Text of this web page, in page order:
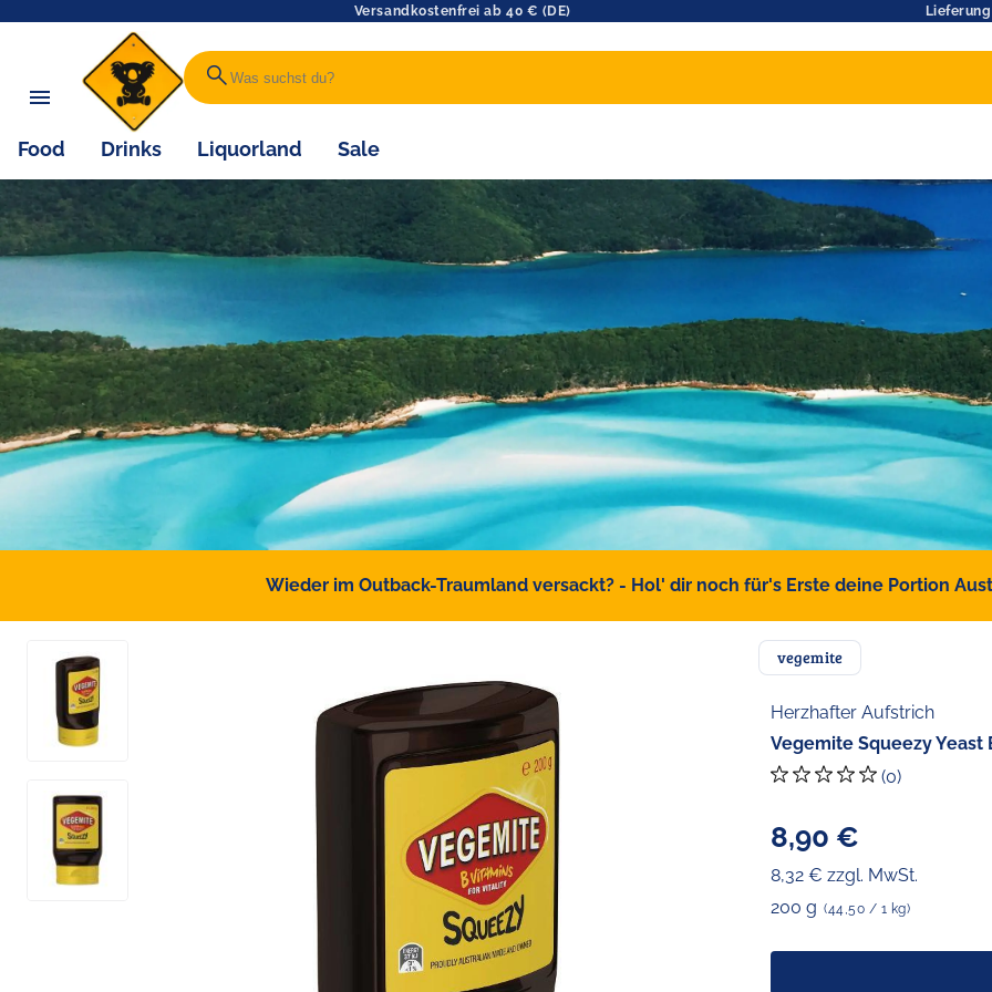
Versandkostenfrei ab 40 € (DE)
search
Food Drinks Liquorland Sale
Wieder im Outback-Traumland versackt? - Hol' dir noch für's Erste deine Portion
vegemite
Herzhafter Aufstrich
Vegemite Squeezy
(0)
8,90 €
8,32 € zzgl. MwSt.
200 g (44,50 / 1 kg)